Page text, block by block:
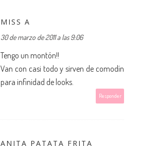
MISS A
30 de marzo de 2011 a las 9:06
Tengo un montón!!
Van con casi todo y sirven de comodín
para infinidad de looks.
Responder
ANITA PATATA FRITA